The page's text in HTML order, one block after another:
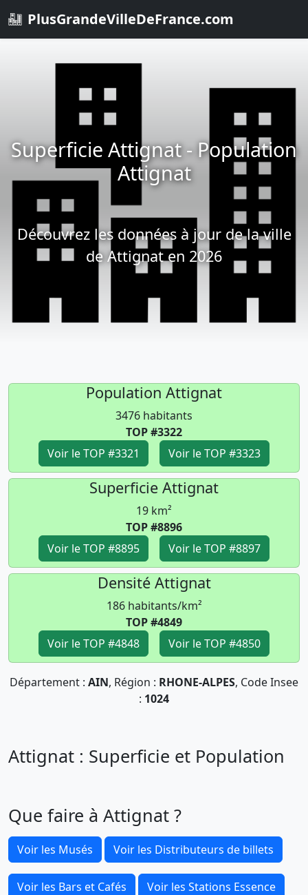
PlusGrandeVilleDeFrance.com
Superficie Attignat - Population
Attignat
Découvrez les données à jour de la ville
de Attignat en 2026
Population Attignat
3476 habitants
TOP #3322
Voir le TOP #3321
Voir le TOP #3323
Superficie Attignat
19 km²
TOP #8896
Voir le TOP #8895
Voir le TOP #8897
Densité Attignat
186 habitants/km²
TOP #4849
Voir le TOP #4848
Voir le TOP #4850
Département : AIN, Région : RHONE-ALPES, Code Insee
: 1024
Attignat : Superficie et Population
Que faire à Attignat ?
Voir les Musés Voir les Distributeurs de billets
Voir les Bars et Cafés Voir les Stations Essence